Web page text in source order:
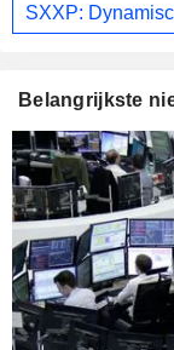
SXXP:
Belangrijkste